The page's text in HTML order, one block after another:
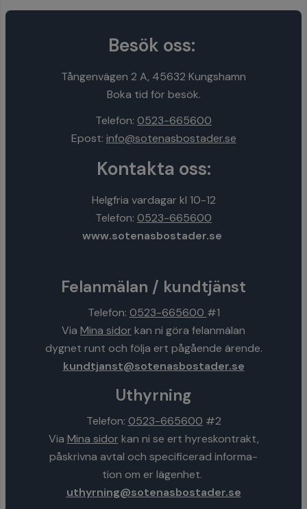
Besök oss:
Tångenvägen 2 A, 45632 Kungshamn
Boka tid för besök.
Telefon: 0523-665600
Epost: info@sotenasbostader.se
Kontakta oss:
Helgfria vardagar kl 10-12
Telefon: 0523-665600
www.sotenasbostader.se
Felanmälan / kundtjänst
Telefon: 0523-665600 #1
Via Mina sidor kan ni göra felanmälan
dygnet runt och följa ert pågående ärende.
kundtjanst@sotenasbostader.se
Uthyrning
Telefon: 0523-665600 #2
Via Mina sidor kan ni se ert hyreskontrakt,
påskrivna avtal och specificerad informa-
tion om er lägenhet.
uthyrning@sotenasbostader.se